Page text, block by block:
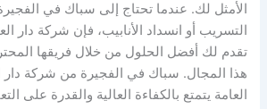
الأمثل لك. عندما تحتاج إلى سباك في
التسريب أو انسداد الأنابيب، فإن شركة دار
تقدم لك أفضل الحلول من خلال فريقها
هذا المجال. سباك في الفجيرة من شركة دار
العامة يتمتع بالكفاءة العالية والقدرة على